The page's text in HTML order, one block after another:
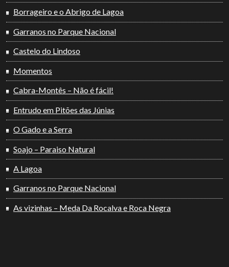
Borrageiro e o Abrigo de Lagoa
Garranos no Parque Nacional
Castelo do Lindoso
Momentos
Cabra-Montês – Não é fácil!
Entrudo em Pitões das Júnias
O Gado e a Serra
Soajo – Paraiso Natural
A Lagoa
Garranos no Parque Nacional
As vizinhas – Meda Da Rocalva e Roca Negra